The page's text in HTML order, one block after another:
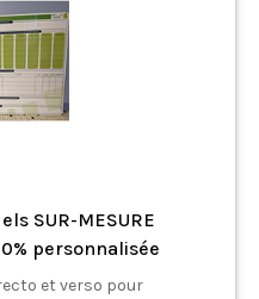
SUR-MESURE
personnalisée
et verso pour